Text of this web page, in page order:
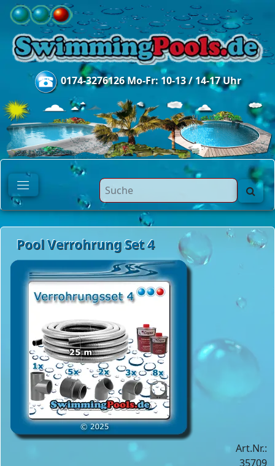
0174-3276126 Mo-Fr: 10-13 / 14-17 Uhr
Pool Verrohrung Set 4
Art.Nr.:
35709